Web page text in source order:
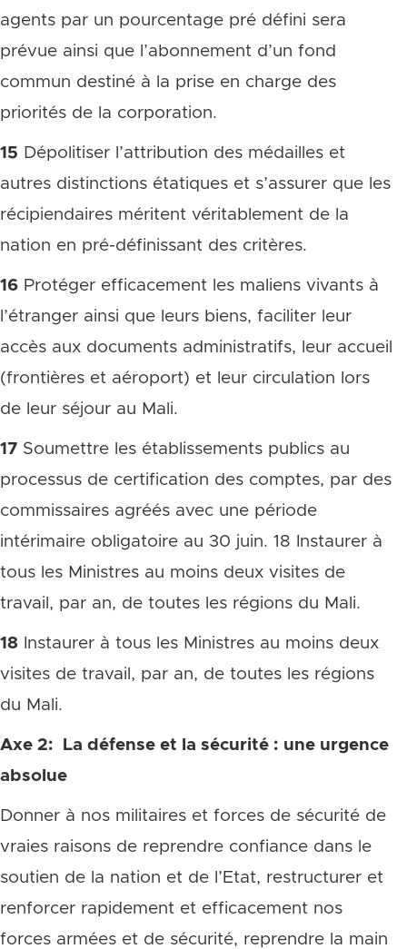
agents par un pourcentage pré défini sera
prévue ainsi que l’abonnement d’un fond
commun destiné à la prise en charge des
priorités de la corporation.
15 Dépolitiser l’attribution des médailles et
autres distinctions étatiques et s’assurer que les
récipiendaires méritent véritablement de la
nation en pré-définissant des critères.
16 Protéger efficacement les maliens vivants à
l’étranger ainsi que leurs biens, faciliter leur
accès aux documents administratifs, leur accueil
(frontières et aéroport) et leur circulation lors
de leur séjour au Mali.
17 Soumettre les établissements publics au
processus de certification des comptes, par des
commissaires agréés avec une période
intérimaire obligatoire au 30 juin. 18 Instaurer à
tous les Ministres au moins deux visites de
travail, par an, de toutes les régions du Mali.
18 Instaurer à tous les Ministres au moins deux
visites de travail, par an, de toutes les régions
du Mali.
Axe 2: La défense et la sécurité : une urgence
absolue
Donner à nos militaires et forces de sécurité de
vraies raisons de reprendre confiance dans le
soutien de la nation et de l’Etat, restructurer et
renforcer rapidement et efficacement nos
forces armées et de sécurité, reprendre la main